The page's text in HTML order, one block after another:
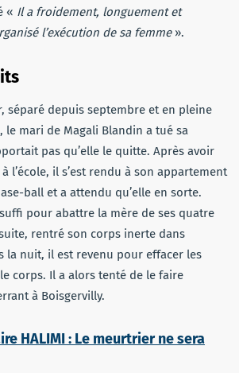
« Il a froidement, longuement et
l’exécution de sa femme».
séparé depuis septembre et en pleine
le mari de Magali Blandin a tué sa
pas qu’elle le quitte. Après avoir
l’école, il s’est rendu à son appartement
ball et a attendu qu’elle en sorte.
pour abattre la mère de ses quatre
rentré son corps inerte dans
la nuit, il est revenu pour effacer les
corps. Il a alors tenté de le faire
à Boisgervilly.
HALIMI : Le meurtrier ne sera